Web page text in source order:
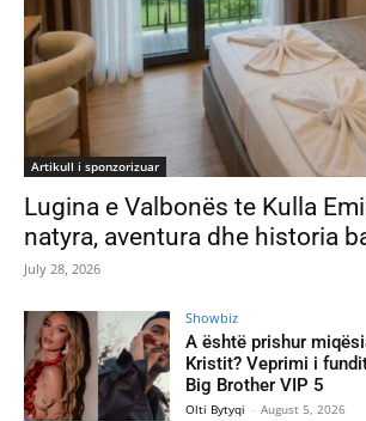
Artikull i sponzorizuar
Lugina e Valbonës te Kulla
natyra, aventura dhe historia
July 28, 2026
Showbiz
A është prishur
Kristit? Veprimi i
Big Brother VIP 5
Olti Bytyqi - August 5, 2026